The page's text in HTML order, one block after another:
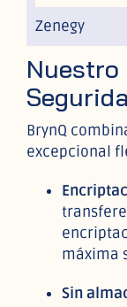
Zenegy
Nuestro
BrynQ
excepcional
máxima
Sin